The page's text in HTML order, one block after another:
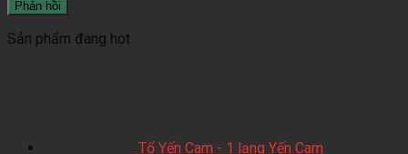
Sản phẩm đang hot
Tổ Yến Cam - 1 lạng Yến Cam